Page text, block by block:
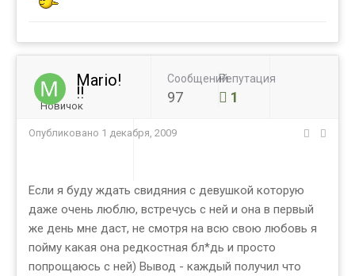
Mario!
!!
Новичок
Сообщений
97
Репутация
1
Опубликовано 1 декабря, 2009
Если я буду ждать свидяния с девушкой которую
даже очень люблю, встречусь с ней и она в первый
же день мне даст, не смотря на всю свою любовь я
пойму какая она редкостная бл*дь и просто
попрощаюсь с ней) Вывод - каждый получил что